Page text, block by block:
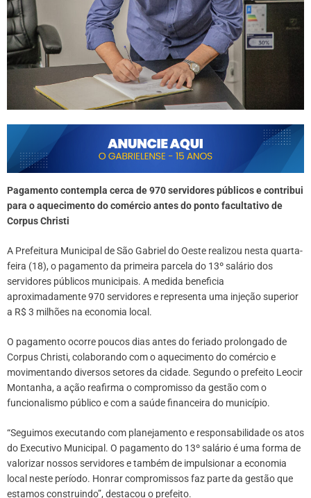
Pagamento contempla cerca de 970 servidores públicos e contribui
para o aquecimento do comércio antes do ponto facultativo de
Corpus Christi
A Prefeitura Municipal de São Gabriel do Oeste realizou nesta quarta-
feira (18), o pagamento da primeira parcela do 13º salário dos
servidores públicos municipais. A medida beneficia
aproximadamente 970 servidores e representa uma injeção superior
a R$ 3 milhões na economia local.
O pagamento ocorre poucos dias antes do feriado prolongado de
Corpus Christi, colaborando com o aquecimento do comércio e
movimentando diversos setores da cidade. Segundo o prefeito Leocir
Montanha, a ação reafirma o compromisso da gestão com o
funcionalismo público e com a saúde financeira do município.
“Seguimos executando com planejamento e responsabilidade os atos
do Executivo Municipal. O pagamento do 13º salário é uma forma de
valorizar nossos servidores e também de impulsionar a economia
local neste período. Honrar compromissos faz parte da gestão que
estamos construindo”, destacou o prefeito.